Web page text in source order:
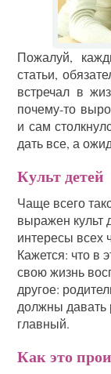
Пожалуй,
статьи,
встречал в
почему-то
и сам
дать все, а
Культ детей
Чаще всего
выражен культ
интересы всех
Кажется: что в
свою жизнь
другое:
должны давать
главный.
Как это